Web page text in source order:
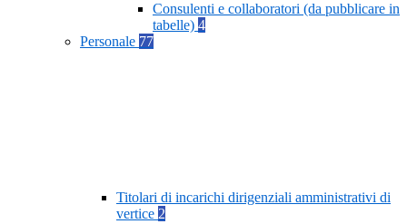
Consulenti e collaboratori (da pubblicare in
tabelle) 4
Personale 77
Titolari di incarichi dirigenziali amministrativi di
vertice 2